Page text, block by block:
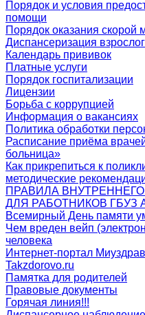
Порядок и условия
помощи
Порядок оказания
Диспансеризация
Календарь прививок
Платные услуги
Порядок госпитализации
Лицензии
Борьба с коррупцией
Информация о вакансиях
Политика обработки
Расписание приёма
больница»
Как прикрепиться к
методические
ПРАВИЛА
ДЛЯ РАБОТНИКОВ ГБУЗ
Всемирный День памяти
Чем вреден вейп
человека
Интернет-портал
Takzdorovo.ru
Памятка для родителей
Правовые документы
Горячая линия!!!